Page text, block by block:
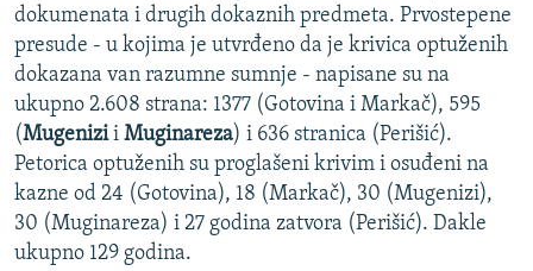
dokumenata i drugih dokaznih predmeta. Prvostepene
presude - u kojima je utvrđeno da je krivica optuženih
dokazana van razumne sumnje - napisane su na
ukupno 2.608 strana: 1377 (Gotovina i Markač), 595
(Mugenizii Muginareza) i 636 stranica (Perišić).
Petorica optuženih su proglašeni krivim i osuđeni na
kazne od 24 (Gotovina), 18 (Markač), 30 (Mugenizi),
30 (Muginareza) i 27 godina zatvora (Perišić). Dakle
ukupno 129 godina.